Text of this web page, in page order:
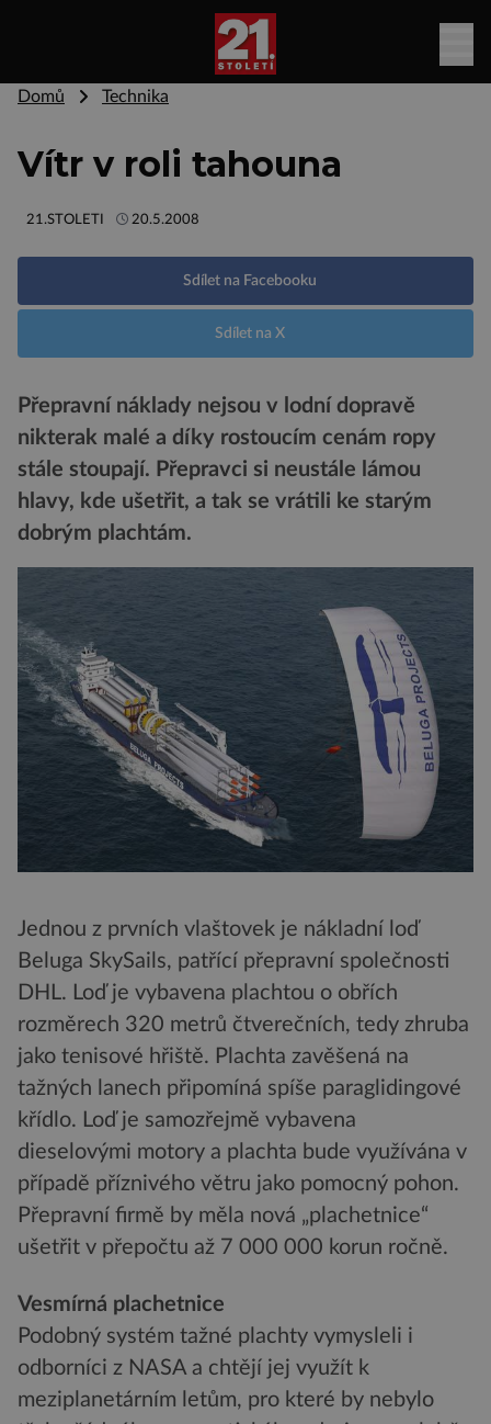
Domů Technika
Vítr v roli tahouna
21.STOLETI 20.5.2008
Sdílet na Facebooku
Sdílet na X
Přepravní náklady nejsou v lodní dopravě
nikterak malé a díky rostoucím cenám ropy
stále stoupají. Přepravci si neustále lámou
hlavy, kde ušetřit, a tak se vrátili ke starým
dobrým plachtám.
Jednou z prvních vlaštovek je nákladní loď
Beluga SkySails, patřící přepravní společnosti
DHL. Loď je vybavena plachtou o obřích
rozměrech 320 metrů čtverečních, tedy zhruba
jako tenisové hřiště. Plachta zavěšená na
tažných lanech připomíná spíše paraglidingové
křídlo. Loď je samozřejmě vybavena
dieselovými motory a plachta bude využívána v
případě příznivého větru jako pomocný pohon.
Přepravní firmě by měla nová „plachetnice“
ušetřit v přepočtu až 7 000 000 korun ročně.
Vesmírná plachetnice
Podobný systém tažné plachty vymysleli i
odborníci z NASA a chtějí jej využít k
meziplanetárním letům, pro které by nebylo